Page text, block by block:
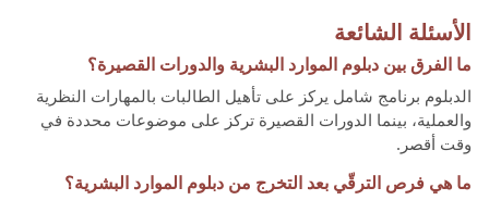
الأسئلة الشائعة
ما الفرق بين دبلوم الموارد البشرية والدورات القصيرة؟
الدبلوم برنامج شامل يركز على تأهيل الطالبات بالمهارات النظرية
والعملية، بينما الدورات القصيرة تركز على موضوعات محددة في
وقت أقصر.
ما هي فرص الترقّي بعد التخرج من دبلوم الموارد البشرية؟